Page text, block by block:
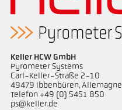
Keller HCW GmbH
Pyrometer Systems
Carl-Keller-Straße 2-10
49479 Ibbenbüren, Allemagne
Telefon +49 (0) 5451 850
ps@keller.de